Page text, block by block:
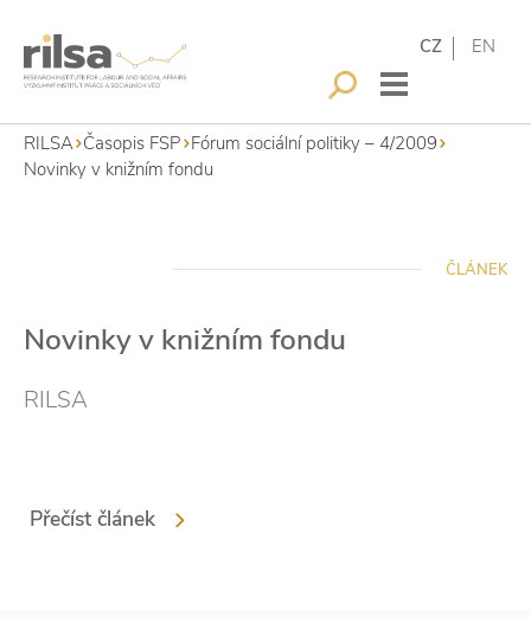
CZ EN
RILSA Časopis FSP Fórum sociální politiky – 4/2009
Novinky v knižním fondu
ČLÁNEK
Novinky v knižním fondu
RILSA
Přečíst článek